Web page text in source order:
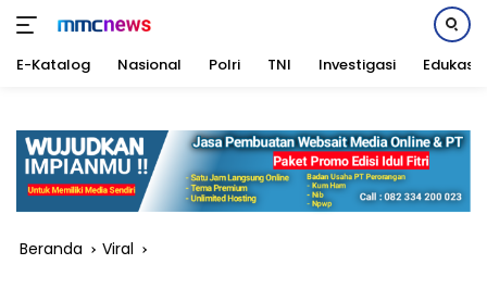
konten
E-Katalog Nasional Polri TNI Investigasi Edukasi
Beranda Viral